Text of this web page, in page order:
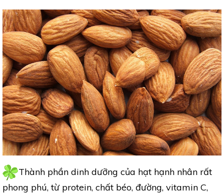
Thành phần dinh dưỡng của hạt hạnh nhân rất
phong phú, từ protein, chất béo, đường, vitamin C,